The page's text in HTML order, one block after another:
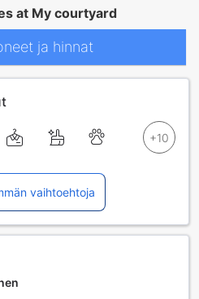
at My courtyard
ja hinnat
vaihtoehtoja